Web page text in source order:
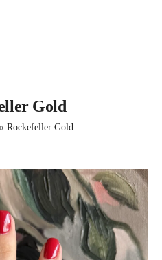
Gold
Rockefeller Gold